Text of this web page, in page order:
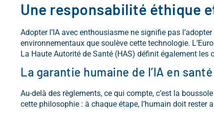
Une responsabilité éthique
Adopter l’IA avec enthousiasme ne signifie pas
environnementaux que soulève cette technologie.
La Haute Autorité de Santé (HAS) définit également
La garantie humaine de l’IA en santé
Au-delà des règlements, ce qui compte, c’est la
cette philosophie : à chaque étape, l’humain doit rester